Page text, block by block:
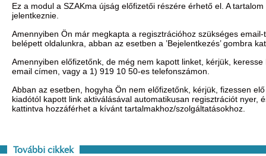
Ez a modul a SZAKma újság előfizetői részére érhető el. A
jelentkeznie.
Amennyiben Ön már megkapta a regisztrációhoz szükséges
belépett oldalunkra, abban az esetben a ’Bejelentkezés’ gombra
Amennyiben előfizetőnk, de még nem kapott linket, kérjük,
email címen, vagy a 1) 919 10 50-es telefonszámon.
Abban az esetben, hogyha Ön nem előfizetőnk, kérjük, fizessen
kiadótól kapott link aktiválásával automatikusan regisztrációt nyer,
kattintva hozzáférhet a kívánt tartalmakhoz/szolgáltatásokhoz.
További cikkek